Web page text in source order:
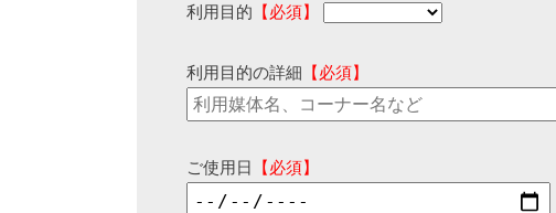
利用目的 【必須】
利用目的の詳細 【必須】
ご使用日 【必須】